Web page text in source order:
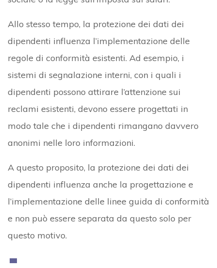
Allo stesso tempo, la protezione dei dati dei
dipendenti influenza l’implementazione delle
regole di conformità esistenti. Ad esempio, i
sistemi di segnalazione interni, con i quali i
dipendenti possono attirare l’attenzione sui
reclami esistenti, devono essere progettati in
modo tale che i dipendenti rimangano davvero
anonimi nelle loro informazioni.
A questo proposito, la protezione dei dati dei
dipendenti influenza anche la progettazione e
l’implementazione delle linee guida di conformità
e non può essere separata da questo solo per
questo motivo.